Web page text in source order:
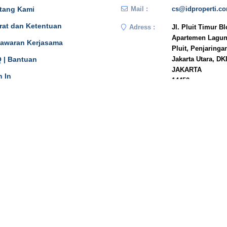
Kami
dan Ketentuan
Kerjasama
| Bantuan
In
Mail :
Adress :
Jl. Pluit Timur
Apartemen
Pluit,
Jakarta Utara, DKI
JAKARTA
14450